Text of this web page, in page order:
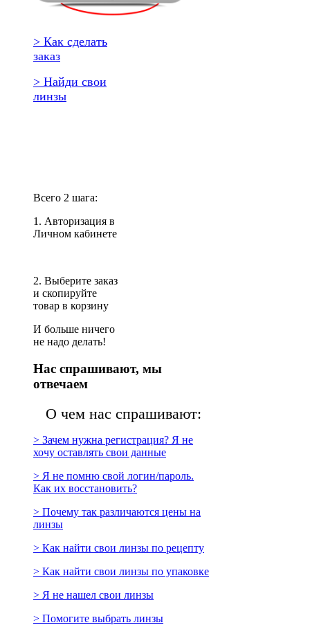
> Как сделать
заказ
> Найди свои
линзы
Всего 2 шага:
1. Авторизация в
Личном кабинете
2. Выберите заказ
и скопируйте
товар в корзину
И больше ничего
не надо делать!
Нас спрашивают, мы
отвечаем
О чем нас спрашивают:
> Зачем нужна регистрация? Я не
хочу оставлять свои данные
> Я не помню свой логин/пароль.
Как их восстановить?
> Почему так различаются цены на
линзы
> Как найти свои линзы по рецепту
> Как найти свои линзы по упаковке
> Я не нашел свои линзы
> Помогите выбрать линзы